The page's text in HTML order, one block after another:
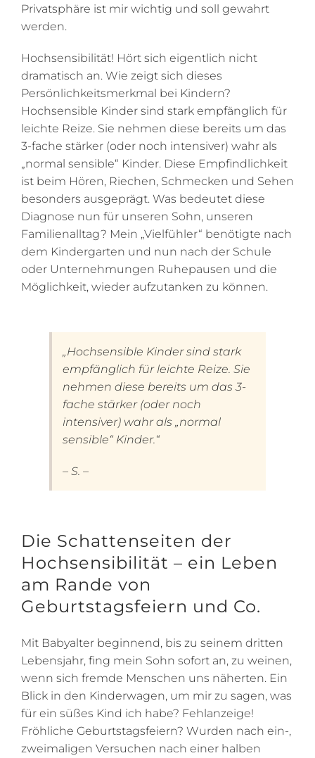
Privatsphäre ist mir wichtig und soll gewahrt
werden.
Hochsensibilität! Hört sich eigentlich nicht
dramatisch an. Wie zeigt sich dieses
Persönlichkeitsmerkmal bei Kindern?
Hochsensible Kinder sind stark empfänglich für
leichte Reize. Sie nehmen diese bereits um das
3-fache stärker (oder noch intensiver) wahr als
„normal sensible“ Kinder. Diese Empfindlichkeit
ist beim Hören, Riechen, Schmecken und Sehen
besonders ausgeprägt. Was bedeutet diese
Diagnose nun für unseren Sohn, unseren
Familienalltag? Mein „Vielfühler“ benötigte nach
dem Kindergarten und nun nach der Schule
oder Unternehmungen Ruhepausen und die
Möglichkeit, wieder aufzutanken zu können.
„Hochsensible Kinder sind stark
empfänglich für leichte Reize. Sie
nehmen diese bereits um das 3-
fache stärker (oder noch
intensiver) wahr als „normal
sensible“ Kinder.“
– S. –
Die Schattenseiten der
Hochsensibilität – ein Leben
am Rande von
Geburtstagsfeiern und Co.
Mit Babyalter beginnend, bis zu seinem dritten
Lebensjahr, fing mein Sohn sofort an, zu weinen,
wenn sich fremde Menschen uns näherten. Ein
Blick in den Kinderwagen, um mir zu sagen, was
für ein süßes Kind ich habe? Fehlanzeige!
Fröhliche Geburtstagsfeiern? Wurden nach ein-,
zweimaligen Versuchen nach einer halben